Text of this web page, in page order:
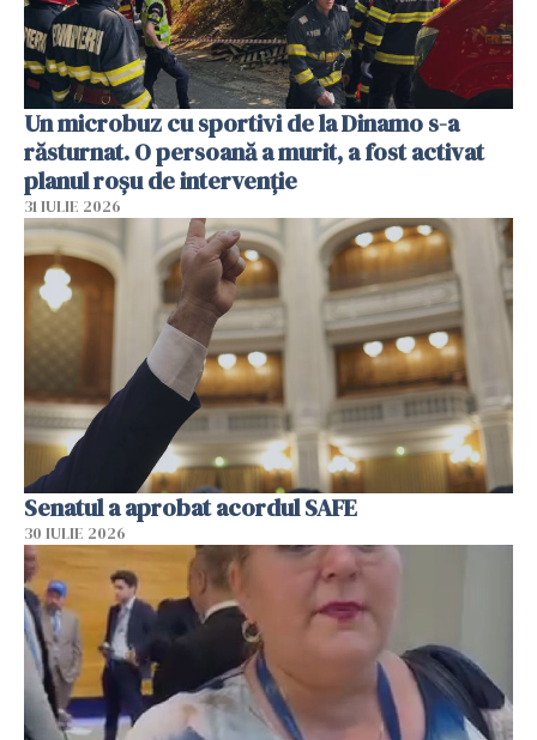
Un microbuz cu sportivi de la Dinamo s-a
răsturnat. O persoană a murit, a fost activat
planul roșu de intervenție
31 IULIE 2026
Senatul a aprobat acordul SAFE
30 IULIE 2026